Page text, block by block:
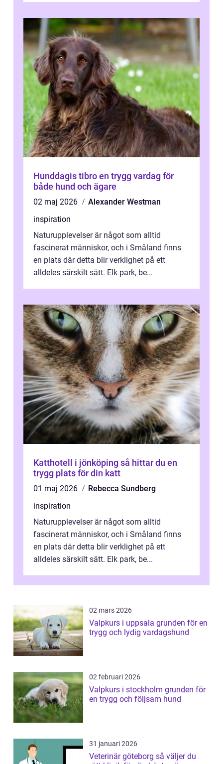
Hunddagis tibro en trygg vardag för
både hund och ägare
02 maj 2026
Alexander Westman
inspiration
Naturupplevelser är något som alltid
fascinerat människor, och i Småland finns
en plats där detta blir verklighet på ett
alldeles särskilt sätt. Elk park, be...
Katthotell i jönköping så hittar du en
trygg plats för din katt
01 maj 2026
Rebecca Sundberg
inspiration
Naturupplevelser är något som alltid
fascinerat människor, och i Småland finns
en plats där detta blir verklighet på ett
alldeles särskilt sätt. Elk park, be...
02 mars 2026
Valpkurs i uppsala grunden för en
trygg och lydig vardagshund
02 februari 2026
Valpkurs i stockholm grunden för
en trygg och följsam hund
31 januari 2026
Veterinär göteborg så väljer du